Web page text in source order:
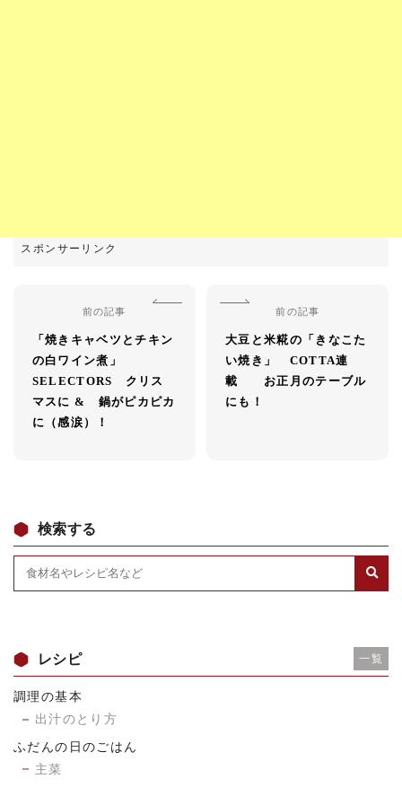
前の記事
「焼きキャベツとチキン
の白ワイン煮」
SELECTORS クリス
マスに & 鍋がピカピカ
に（感涙）！
前の記事
大豆と米糀の「きなこた
い焼き」 COTTA連
載 お正月のテーブル
にも！
検索する
レシピ 一覧
調理の基本
出汁のとり方
ふだんの日のごはん
主菜